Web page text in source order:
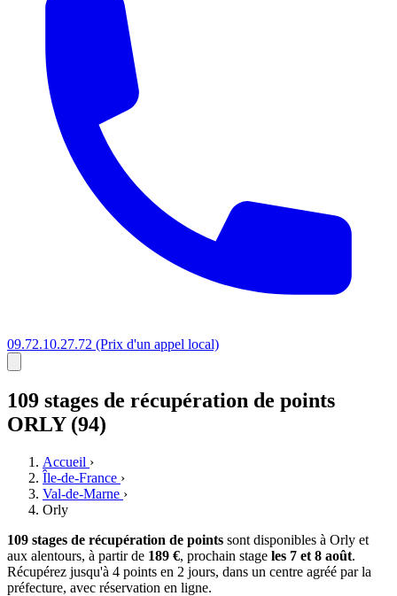
09.72.10.27.72 (Prix d'un appel local)
109 stages de récupération de points
ORLY (94)
Accueil ›
Île-de-France ›
Val-de-Marne ›
Orly
109 stages de récupération de points sont disponibles à Orly et
aux alentours, à partir de 189 €, prochain stage les 7 et 8 août.
Récupérez jusqu'à 4 points en 2 jours, dans un centre agréé par la
préfecture, avec réservation en ligne.